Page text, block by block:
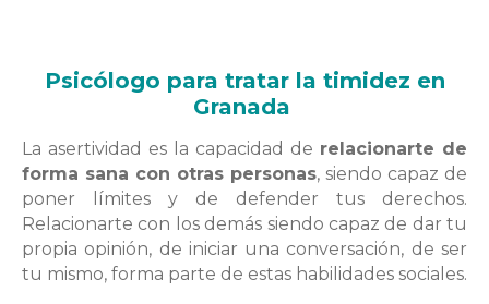
Psicólogo para tratar la timidez en
Granada
La asertividad es la capacidad de relacionarte de
forma sana con otras personas, siendo capaz de
poner
límites y de defender tus derechos.
Relacionarte con los demás siendo capaz de dar tu
propia opinión, de iniciar una conversación, de ser
tu mismo, forma parte de estas habilidades sociales.